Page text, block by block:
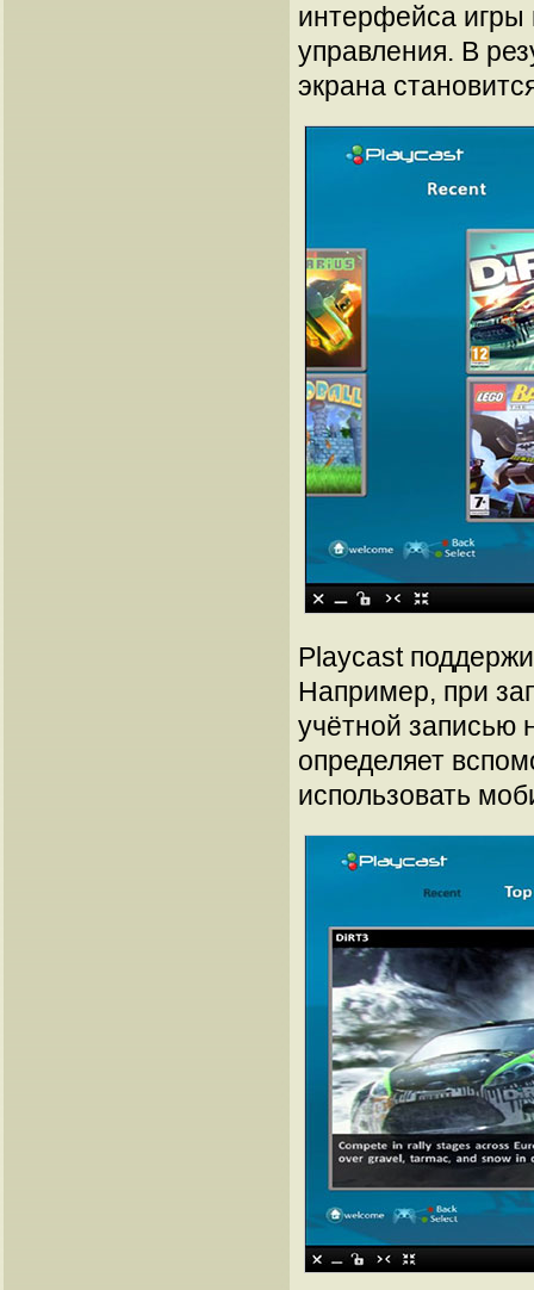
интерфейса игры
управления. В
экрана
Playcast
Например, при
учётной записью
определяет
использовать